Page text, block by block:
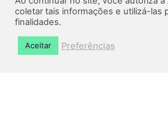
© 2026 Agência Auckland
R. Fernando Ferreira de Mello,
coletar tais informações e utilizá-las
finalidades.
Aceitar Preferências